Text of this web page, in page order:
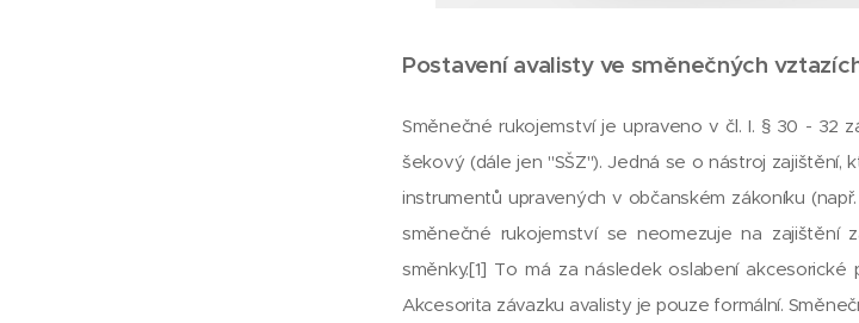
Postavení avalisty ve směnečných
Směnečné rukojemství je upraveno v čl. I. § 30 - 32
šekový (dále jen "SŠZ"). Jedná se o nástroj zajištění,
instrumentů upravených v občanském zákoníku
směnečné rukojemství se neomezuje na zajištění
směnky.[1] To má za následek oslabení
Akcesorita závazku avalisty je pouze formální.